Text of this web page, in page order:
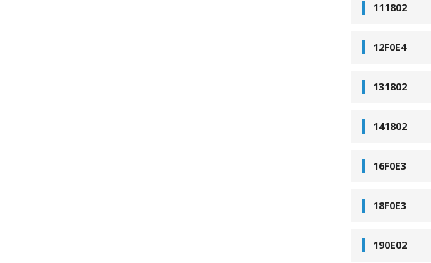
111802
12F0E4
131802
141802
16F0E3
18F0E3
190E02